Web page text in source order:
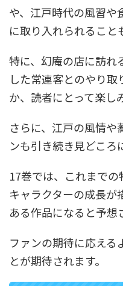
や、江戸時代の風習や
に取り入れられること
特に、幻庵の店に訪れ
した常連客とのやり
か、読者にとって楽し
さらに、江戸の風情
ンも引き続き見どころ
17巻では、これまで
キャラクターの成長が
ある作品になると予想
ファンの期待に応える
とが期待されます。